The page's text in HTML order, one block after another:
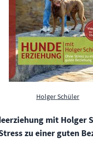
Holger Schüler
mit Holger
zu einer guten